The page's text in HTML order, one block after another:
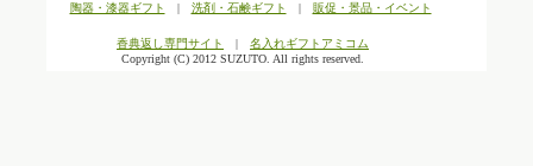
陶器・漆器ギフト | 洗剤・石鹸ギフト | 販促・景品・イベント
香典返し専門サイト | 名入れギフトアミコム
Copyright (C) 2012 SUZUTO. All rights reserved.